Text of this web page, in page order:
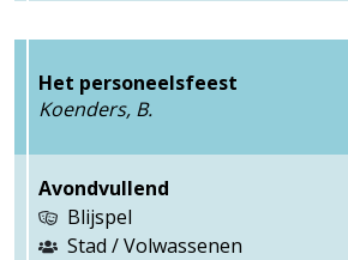
Het personeelsfeest
Koenders, B.
Avondvullend
Blijspel
Stad / Volwassenen